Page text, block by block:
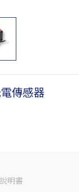
傳感器
明書